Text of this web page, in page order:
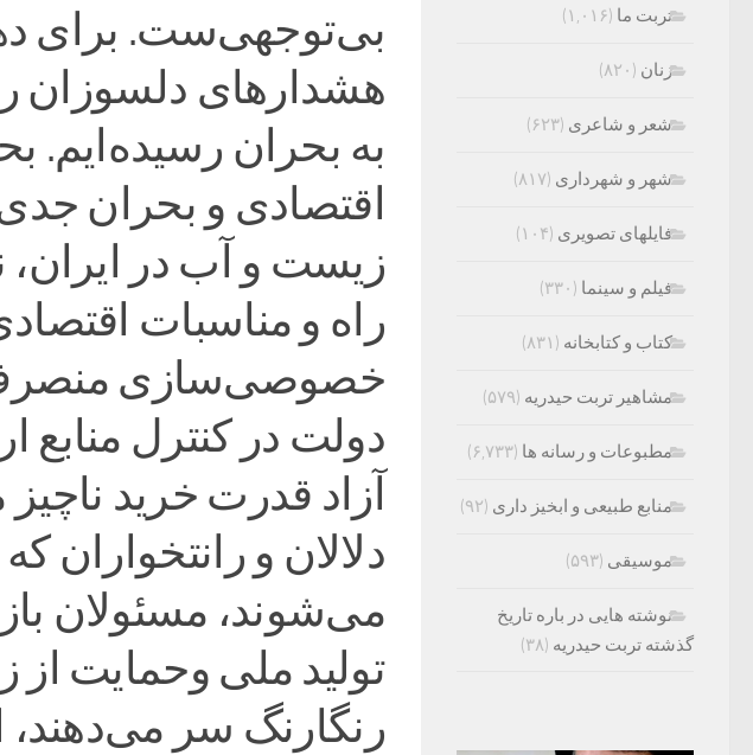
بی‌توجهی‌ست. برای
هشدارهای دلسوزان
به بحران رسیده‌ایم.
اقتصادی و بحران
زیست و آب در ایران،
راه و مناسبات
خصوصی‌سازی منصرف
دولت در کنترل
آزاد قدرت خرید
دلالان و رانتخواران
می‌شوند، مسئولان
تولید ملی وحمایت
رنگارنگ سر
تربت ما (۱,۰۱۶)
زنان (۸۲۰)
شعر و شاعری (۶۲۳)
شهر و شهرداری (۸۱۷)
فایلهای تصویری (۱۰۴)
فیلم و سینما (۳۳۰)
کتاب و کتابخانه (۸۳۱)
مشاهیر تربت حیدریه (۵۷۹)
مطبوعات و رسانه ها (۶,۷۳۳)
منابع طبیعی و ابخیز داری (۹۲)
موسیقی (۵۹۳)
نوشته هایی در باره تاریخ
گذشته تربت حیدریه (۳۸)